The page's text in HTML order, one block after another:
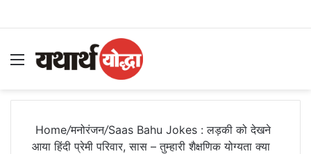
Menu
Home/मनोरंजन/Saas Bahu Jokes : लड़की को देखने
आया हिंदी प्रेमी परिवार, सास – तुम्हारी शैक्षणिक योग्यता क्या